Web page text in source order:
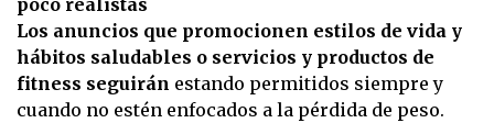
Los anuncios que promocionen estilos de vida y
hábitos saludables o servicios y productos de
fitness seguirán estando permitidos siempre y
cuando no estén enfocados a la pérdida de peso.